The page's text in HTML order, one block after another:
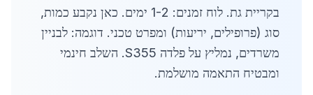
בקריית גת. לוח זמנים: 1-2 ימים. כאן נקבע כמות,
סוג (פרופילים, יריעות) ומפרט טכני. דוגמה: לבניין
משרדים, נמליץ על פלדה S355. השלב חינמי
ומבטיח התאמה מושלמת.